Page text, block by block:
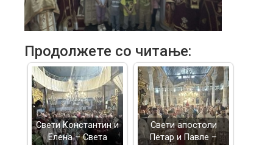
Продолжете со читање:
Свети Константин и
Елена – Света
Свети апостоли
Петар и Павле –